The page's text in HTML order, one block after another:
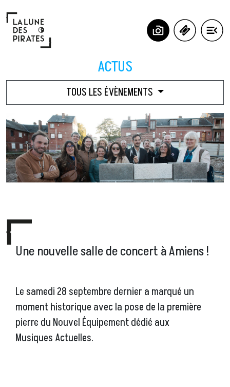
ACTUS
TOUS LES ÉVÈNEMENTS
Une nouvelle salle de concert à Amiens !
Le samedi 28 septembre dernier a marqué un
moment historique avec la pose de la première
pierre du Nouvel Équipement dédié aux
Musiques Actuelles.